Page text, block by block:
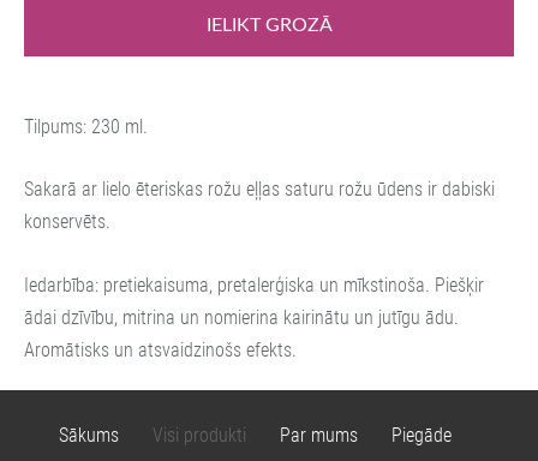
IELIKT GROZĀ
Tilpums: 230 ml.
Sakarā ar lielo ēteriskas rožu eļļas saturu rožu ūdens ir dabiski
konservēts.
Iedarbība: pretiekaisuma, pretalerģiska un mīkstinoša. Piešķir
ādai dzīvību, mitrina un nomierina kairinātu un jutīgu ādu.
Aromātisks un atsvaidzinošs efekts.
Sākums Visi produkti Par mums Piegāde